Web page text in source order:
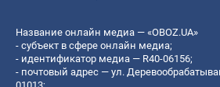
Название онлайн медиа — «OBOZ.UA»
- субъект в сфере онлайн медиа;
- идентификатор медиа — R40-06156;
- почтовый адрес — ул.